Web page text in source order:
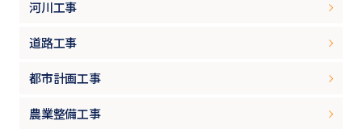
河川工事
道路工事
都市計画工事
農業整備工事